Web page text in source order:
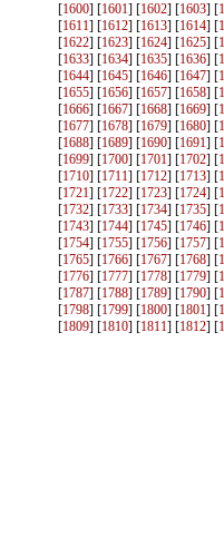
[1600] [1601] [1602] [1603] [
[1611] [1612] [1613] [1614] [
[1622] [1623] [1624] [1625] [
[1633] [1634] [1635] [1636] [
[1644] [1645] [1646] [1647] [
[1655] [1656] [1657] [1658] [
[1666] [1667] [1668] [1669] [
[1677] [1678] [1679] [1680] [
[1688] [1689] [1690] [1691] [
[1699] [1700] [1701] [1702] [
[1710] [1711] [1712] [1713] [
[1721] [1722] [1723] [1724] [
[1732] [1733] [1734] [1735] [
[1743] [1744] [1745] [1746] [
[1754] [1755] [1756] [1757] [
[1765] [1766] [1767] [1768] [
[1776] [1777] [1778] [1779] [
[1787] [1788] [1789] [1790] [
[1798] [1799] [1800] [1801] [
[1809] [1810] [1811] [1812] [